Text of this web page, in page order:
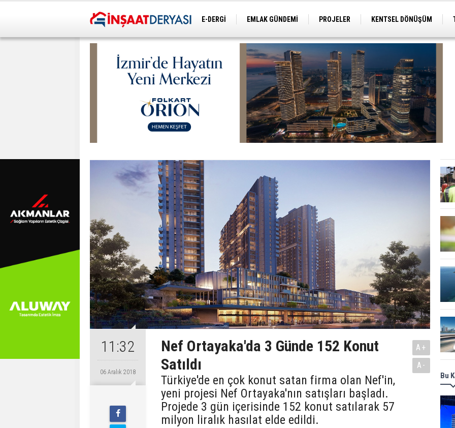
E-DERGİ EMLAK GÜNDEMİ PROJELER KENTSEL DÖNÜŞÜM
11:32
06 Aralık 2018
Nef Ortayaka'da 3 Günde 152 Konut
Satıldı
Türkiye'de en çok konut satan firma olan Nef'in,
yeni projesi Nef Ortayaka'nın satışları başladı.
Projede 3 gün içerisinde 152 konut satılarak 57
milyon liralık hasılat elde edildi.
A+
A-
Bu